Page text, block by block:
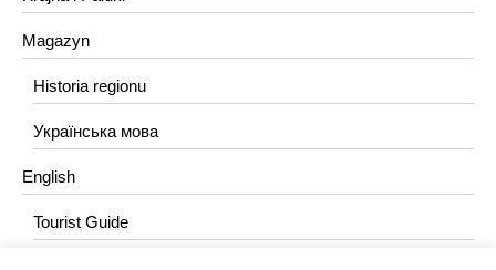
Magazyn
Historia regionu
Українська мова
English
Tourist Guide